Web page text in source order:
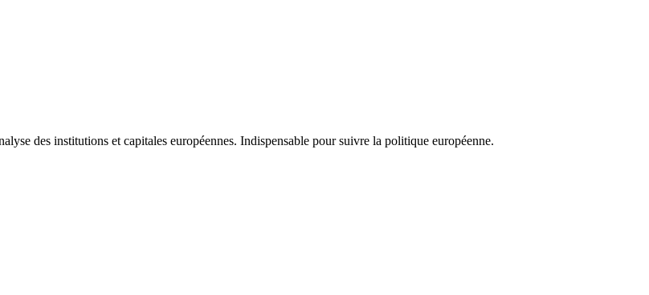
des institutions et capitales européennes. Indispensable pour suivre la politique européenne.